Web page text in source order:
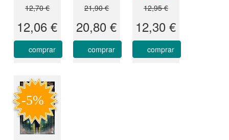
12,70 €
12,06 €
comprar
21,90 €
20,80 €
comprar
12,95 €
12,30 €
comprar